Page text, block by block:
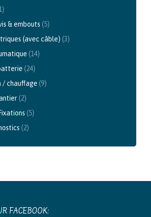
& embouts (5)
(avec câble) (3)
(14)
(24)
/ chauffage (9)
(2)
(5)
(2)
FACEBOOK: